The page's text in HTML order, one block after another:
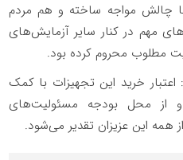
با چالش مواجه ساخته و هم مردم
مهم در کنار سایر آزمایش‌های
مطلوب محروم کرده بود.
خرید این تجهیزات با کمک
از محل بودجه مسئولیت‌های
همه این عزیزان تقدیر می‌شود.